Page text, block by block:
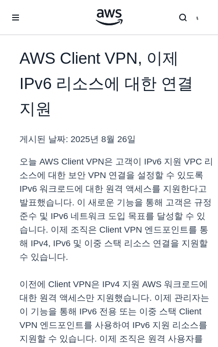
AWS Client VPN, 이제
IPv6 리소스에 대한 연결
지원
게시된 날짜: 2025년 8월 26일
오늘 AWS Client VPN은 고객이 IPv6 지원 VPC 리
소스에 대한 보안 VPN 연결을 설정할 수 있도록
IPv6 워크로드에 대한 원격 액세스를 지원한다고
발표했습니다. 이 새로운 기능을 통해 고객은 규정
준수 및 IPv6 네트워크 도입 목표를 달성할 수 있
습니다. 이제 조직은 Client VPN 엔드포인트를 통
해 IPv4, IPv6 및 이중 스택 리소스 연결을 지원할
수 있습니다.
이전에 Client VPN은 IPv4 지원 AWS 워크로드에
대한 원격 액세스만 지원했습니다. 이제 관리자는
이 기능을 통해 IPv6 전용 또는 이중 스택 Client
VPN 엔드포인트를 사용하여 IPv6 지원 리소스를
지원할 수 있습니다. 이제 조직은 원격 사용자를